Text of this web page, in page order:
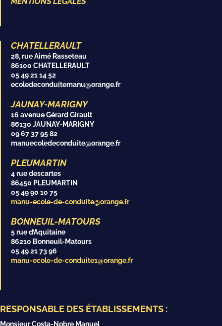
CHATELLERAULT
28, rue Aimé Rasseteau
86100 CHATELLERAULT
05 49 21 14 52
ecoledeconduitemanu@orange.fr
JAUNAY-MARIGNY
16 avenue Gérard Girault
86130 JAUNAY-MARIGNY
09 67 37 95 82
manuecoledeconduite@orange.fr
PLEUMARTIN
4 rue descartes
86450 PLEUMARTIN
05 49 90 10 75
manu-ecole-de-conduite@orange.fr
BONNEUIL-MATOURS
5 rue d’Aquitaine
86210 Bonneuil-Matours
05 49 21 73 96
manu-ecole-de-conduite1@orange.fr
RESPONSABLE DES ÉTABLISSEMENTS :
Monsieur Costa-Nobre Manuel